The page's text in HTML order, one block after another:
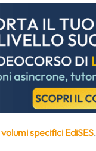
volumi specifici EdiSES.